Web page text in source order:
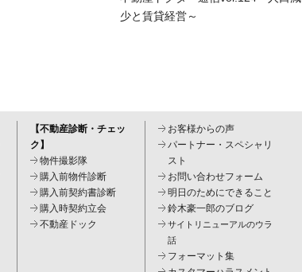
少と賃貸経営～
【不動産診断・チェッ
ク】
物件撮影隊
購入前物件診断
購入前契約書診断
購入時契約立会
不動産ドック
お客様からの声
パートナー・スペシャリ
スト
お問い合わせフォーム
明日のためにできること
鈴木豪一郎のブログ
サイトリニューアルのウラ
話
フォーマット集